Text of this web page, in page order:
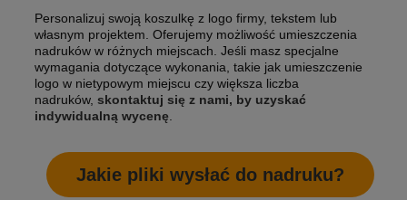
Personalizuj swoją koszulkę z logo firmy, tekstem lub
własnym projektem. Oferujemy możliwość umieszczenia
nadruków w różnych miejscach. Jeśli masz specjalne
wymagania dotyczące wykonania, takie jak umieszczenie
logo w nietypowym miejscu czy większa liczba
nadruków, skontaktuj się z nami, by uzyskać
indywidualną wycenę
Jakie pliki wysłać do nadruku?